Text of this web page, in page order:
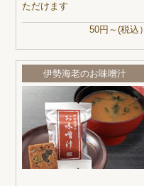
ただけます
50円～(税込）
伊勢海老のお味噌汁